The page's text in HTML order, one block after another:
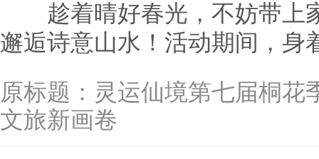
趁着晴好春光，不妨带上
邂逅诗意山水！活动期间，身
原标题： 灵运仙境第七届桐花
文旅新画卷